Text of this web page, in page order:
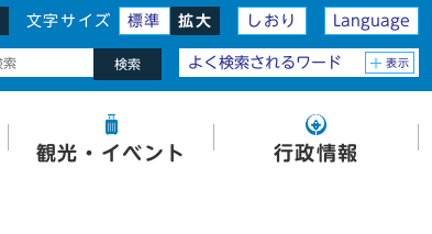
文字サイズ 標準 拡大 しおり Language
検索 よく検索されるワード 表示
観光・イベント 行政情報